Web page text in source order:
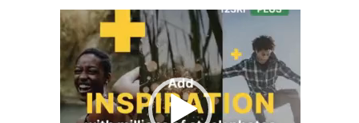
Video
oynatıcı